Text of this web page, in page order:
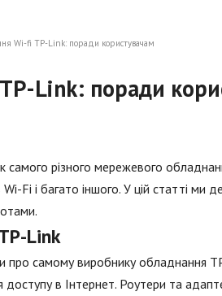
Wi-fi TP-Link: поради користувачам
Link: поради
самого різного мережевого
Fi і багато іншого. У цій статті
Link
про самому виробнику обладнання
в Інтернет. Роутери та